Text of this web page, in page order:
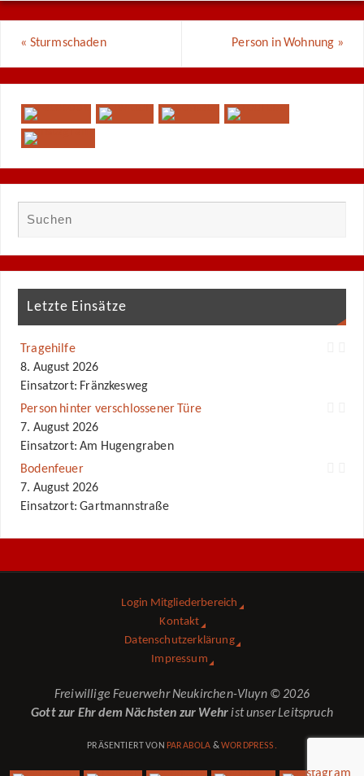
« Sturmschaden Person in Wohnung »
Letzte Einsätze
Tragehilfe
8. August 2026
Einsatzort: Fränzkesweg
Person hinter verschlossener Türe
7. August 2026
Einsatzort: Am Hugengraben
Bodenfeuer
7. August 2026
Einsatzort: Gartmannstraße
Login Mitgliederbereich
Kontakt
Datenschutzerklärung
Impressum
Freiwillige Feuerwehr Neukirchen-Vluyn © 2026
Gott zur Ehr dem Nächsten zur Wehrist unser Leitspruch
PRÄSENTIERT VON PARABOLA &WORDPRESS.